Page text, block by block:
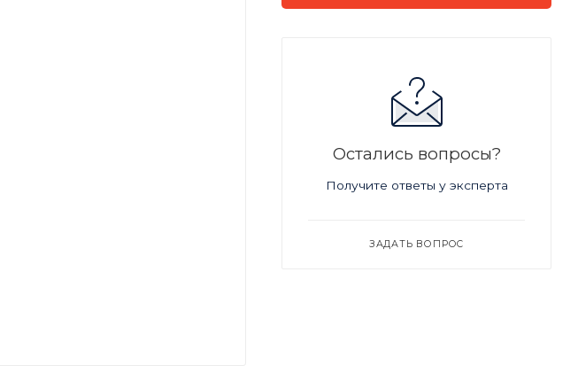
Остались вопросы?
Получите ответы у эксперта
ЗАДАТЬ ВОПРОС